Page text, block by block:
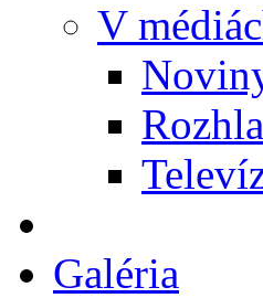
V
Galéria